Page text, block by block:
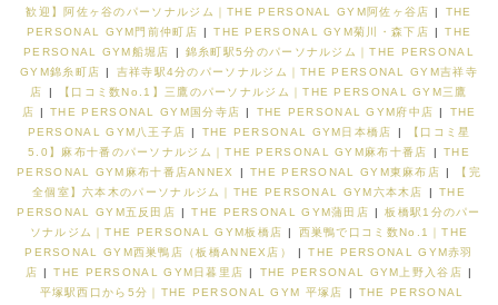
歓迎】阿佐ヶ谷のパーソナルジム｜THE PERSONAL GYM阿佐ヶ谷店 |
THE
PERSONAL GYM門前仲町店 | THE PERSONAL GYM菊川・森下店 |
THE
PERSONAL GYM船堀店
|
錦糸町駅5分のパーソナルジム｜THE PERSONAL
GYM錦糸町店 |
吉祥寺駅4分のパーソナルジム｜THE PERSONAL GYM吉祥寺
店
|
【口コミ数No.1】三鷹のパーソナルジム｜THE PERSONAL GYM三鷹
店 | THE PERSONAL GYM国分寺店 | THE PERSONAL GYM府中店 |
THE
PERSONAL GYM八王子店 | THE PERSONAL GYM日本橋店 |
【口コミ星
5.0】麻布十番のパーソナルジム｜THE PERSONAL GYM麻布十番店
|
THE
PERSONAL GYM麻布十番店ANNEX
| THE PERSONAL GYM東麻布店 |
【完
全個室】六本木のパーソナルジム｜THE PERSONAL GYM六本木店
|
THE
PERSONAL GYM五反田店 | THE PERSONAL GYM蒲田店 |
板橋駅1分のパー
ソナルジム｜THE PERSONAL GYM板橋店 |
西巣鴨で口コミ数No.1｜THE
PERSONAL GYM西巣鴨店（板橋ANNEX店）
|
THE PERSONAL GYM赤羽
店 | THE PERSONAL GYM日暮里店 | THE PERSONAL GYM上野入谷店 |
平塚駅西口から5分｜THE PERSONAL GYM 平塚店
|
THE PERSONAL